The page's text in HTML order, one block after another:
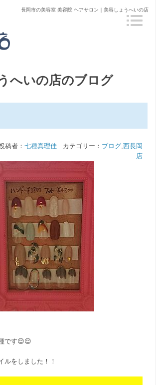
長岡市の美容室 美容院 ヘアサロン｜美容しょうへいの店
へいの店のブログ
稿者： 七種真理佳カテゴリー： ブログ,西長岡
店
です😌😌
ルをしました！！